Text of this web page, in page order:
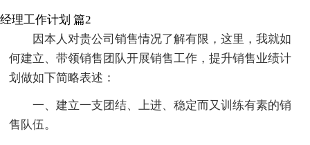
经理工作计划 篇2
因本人对贵公司销售情况了解有限，这里，我就如
何建立、带领销售团队开展销售工作，提升销售业绩计
划做如下简略表述：
一、建立一支团结、上进、稳定而又训练有素的销
售队伍。